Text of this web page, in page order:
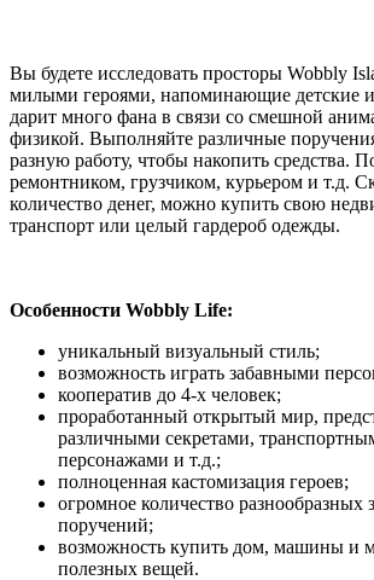
Вы будете исследовать просторы Wobbly
милыми героями, напоминающие детские
дарит много фана в связи со смешной
физикой. Выполняйте различные
разную работу, чтобы накопить средства.
ремонтником, грузчиком, курьером и т.д.
количество денег, можно купить свою
транспорт или целый гардероб одежды.
Особенности Wobbly Life:
уникальный визуальный стиль;
возможность играть забавными
кооператив до 4-х человек;
проработанный открытый мир,
различными секретами,
персонажами и т.д.;
полноценная кастомизация героев;
огромное количество разнообразных
поручений;
возможность купить дом, машины и
полезных вещей.